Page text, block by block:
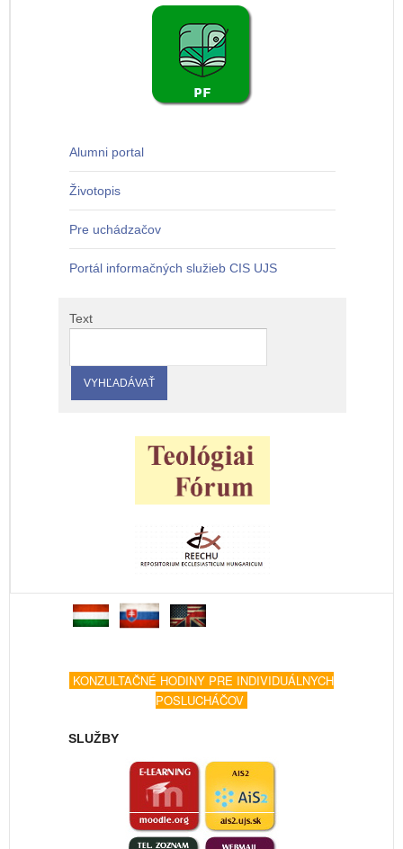
Alumni portal
Životopis
Pre uchádzačov
Portál informačných služieb CIS UJS
Text
KONZULTAČNÉ HODINY PRE INDIVIDUÁLNYCH
POSLUCHÁČOV
SLUŽBY